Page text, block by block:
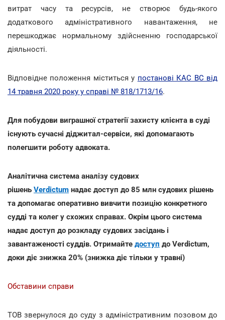
витрат часу та ресурсів, не створює будь-якого
додаткового адміністративного навантаження, не
перешкоджає нормальному здійсненню господарської
діяльності.
Відповідне положення міститься у постанові КАС ВС від
14 травня 2020 року у справі № 818/1713/16.
Для побудови виграшної стратегії захисту клієнта в суді
існують сучасні діджитал-сервіси, які допомагають
полегшити роботу адвоката.
Аналітична система аналізу судових
рішень Verdictum надає доступ до 85 млн судових рішень
та допомагає оперативно вивчити позицію конкретного
судді та колег у схожих справах. Окрім цього система
надає доступ до розкладу судових засідань і
завантаженості суддів. Отримайте доступ до Verdictum,
доки діє знижка 20% (знижка діє тільки у травні)
Обставини справи
ТОВ звернулося до суду з адміністративним позовом до